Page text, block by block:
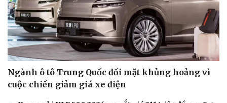
Ngành ô tô Trung Quốc đối mặt khủng hoảng vì
cuộc chiến giảm giá xe điện